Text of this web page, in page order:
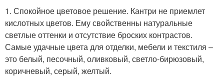
1. Спокойное цветовое решение. Кантри не приемлет
кислотных цветов. Ему свойственны натуральные
светлые оттенки и отсутствие броских контрастов.
Самые удачные цвета для отделки, мебели и текстиля –
это белый, песочный, оливковый, светло-бирюзовый,
коричневый, серый, желтый.